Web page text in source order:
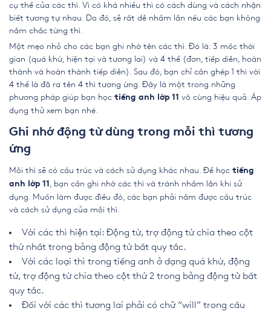
cụ thể của các thì. Vì có khá nhiều thì có cách dùng và cách nhận
biết tương tự nhau. Do đó, sẽ rất dễ nhầm lẫn nếu các bạn không
nắm chắc từng thì.
Một mẹo nhỏ cho các bạn ghi nhớ tên các thì. Đó là: 3 mốc thời
gian (quá khứ, hiện tại và tương lai) và 4 thể (đơn, tiếp diễn, hoàn
thành và hoàn thành tiếp diễn). Sau đó, bạn chỉ cần ghép 1 thì với
4 thể là đã ra tên 4 thì tương ứng. Đây là một trong những
phương pháp giúp bạn học tiếng anh lớp 11 vô cùng hiệu quả. Áp
dụng thử xem bạn nhé.
Ghi nhớ động từ dùng trong mỗi thì tương
ứng
Mỗi thì sẽ có cấu trúc và cách sử dụng khác nhau. Để học tiếng
anh lớp 11
, bạn cần ghi nhớ các thì và tránh nhầm lẫn khi sử
dụng. Muốn làm được điều đó, các bạn phải nắm được cấu trúc
và cách sử dụng của mỗi thì.
Với các thì hiện tại: Động từ, trợ động từ chia theo cột
thứ nhất trong bảng động từ bất quy tắc.
Với các loại thì trong tiếng anh ở dạng quá khứ, động
từ, trợ động từ chia theo cột thứ 2 trong bảng động từ bất
quy tắc.
Đối với các thì tương lai phải có chữ “will” trong cấu